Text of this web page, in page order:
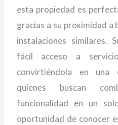
esta propiedad es
gracias a su proximidad
instalaciones similares.
fácil acceso a
convirtiéndola en una
quienes buscan
funcionalidad en un
oportunidad de conocer